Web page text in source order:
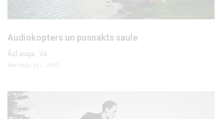
Audiokopters un pusnakts saule
Āslauga Vā
Norvēģija, 2023